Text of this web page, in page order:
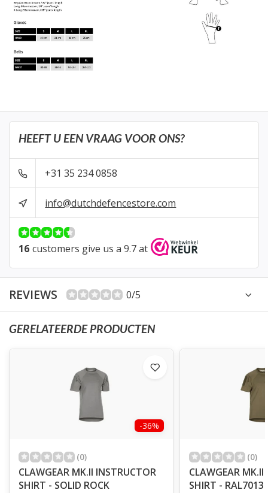
HEEFT U EEN VRAAG VOOR ONS?
+31 35 234 0858
info@dutchdefencestore.com
16 customers give us a 9.7 at
REVIEWS 0/5
GERELATEERDE PRODUCTEN
-36%
(0)
CLAWGEAR MK.II INSTRUCTOR
SHIRT - SOLID ROCK
(0)
CLAWGEAR
SHIRT - RAL7013